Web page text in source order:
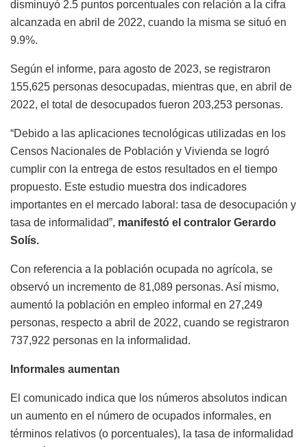
disminuyó 2.5 puntos porcentuales con relación a la cifra
alcanzada en abril de 2022, cuando la misma se situó en
9.9%.
Según el informe, para agosto de 2023, se registraron
155,625 personas desocupadas, mientras que, en abril de
2022, el total de desocupados fueron 203,253 personas.
“Debido a las aplicaciones tecnológicas utilizadas en los
Censos Nacionales de Población y Vivienda se logró
cumplir con la entrega de estos resultados en el tiempo
propuesto. Este estudio muestra dos indicadores
importantes en el mercado laboral: tasa de desocupación y
tasa de informalidad”, manifestó el contralor Gerardo
Solís.
Con referencia a la población ocupada no agrícola, se
observó un incremento de 81,089 personas. Así mismo,
aumentó la población en empleo informal en 27,249
personas, respecto a abril de 2022, cuando se registraron
737,922 personas en la informalidad.
Informales aumentan
El comunicado indica que los números absolutos indican
un aumento en el número de ocupados informales, en
términos relativos (o porcentuales), la tasa de informalidad